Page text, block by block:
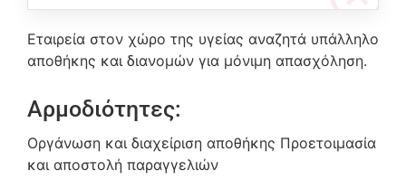
Εταιρεία στον χώρο της υγείας αναζητά υπάλληλο
αποθήκης και διανομών για μόνιμη απασχόληση.
Αρμοδιότητες:
Οργάνωση και διαχείριση αποθήκης Προετοιμασία
και αποστολή παραγγελιών